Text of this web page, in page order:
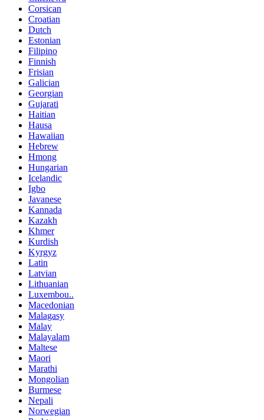
Corsican
Croatian
Dutch
Estonian
Filipino
Finnish
Frisian
Galician
Georgian
Gujarati
Haitian
Hausa
Hawaiian
Hebrew
Hmong
Hungarian
Icelandic
Igbo
Javanese
Kannada
Kazakh
Khmer
Kurdish
Kyrgyz
Latin
Latvian
Lithuanian
Luxembou..
Macedonian
Malagasy
Malay
Malayalam
Maltese
Maori
Marathi
Mongolian
Burmese
Nepali
Norwegian